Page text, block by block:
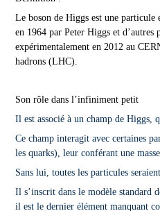
Le boson de Higgs est une particule
en 1964 par Peter Higgs et d’autres
expérimentalement en 2012 au
hadrons (LHC).
Son rôle dans l’infiniment petit
Il est associé à un champ de Higgs,
Ce champ interagit avec certaines
les quarks), leur conférant une
Sans lui, toutes les particules
Il s’inscrit dans le modèle standard
il est le dernier élément manquant